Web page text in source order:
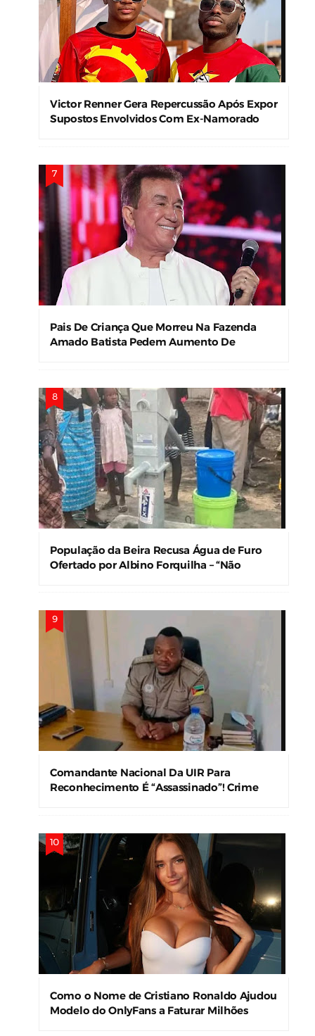
Victor Renner Gera Repercussão Após Expor
Supostos Envolvidos Com Ex-Namorado
Pais De Criança Que Morreu Na Fazenda
Amado Batista Pedem Aumento De
População da Beira Recusa Água de Furo
Ofertado por Albino Forquilha – “Não
Comandante Nacional Da UIR Para
Reconhecimento É “Assassinado”! Crime
Como o Nome de Cristiano Ronaldo Ajudou
Modelo do OnlyFans a Faturar Milhões